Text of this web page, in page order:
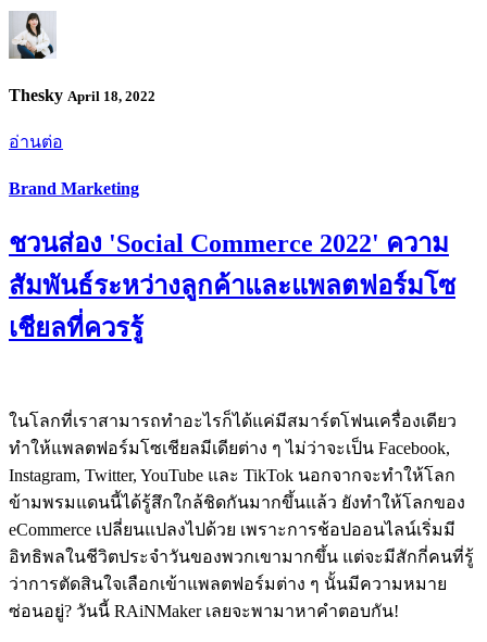
Thesky April 18, 2022
อ่านต่อ
Brand Marketing
ชวนส่อง 'Social Commerce 2022' ความ
สัมพันธ์ระหว่างลูกค้าและแพลตฟอร์มโซ
เชียลที่ควรรู้
ในโลกที่เราสามารถทำอะไรก็ได้แค่มีสมาร์ตโฟนเครื่องเดียว
ทำให้แพลตฟอร์มโซเชียลมีเดียต่าง ๆ ไม่ว่าจะเป็น Facebook,
Instagram, Twitter, YouTube และ TikTok นอกจากจะทำให้โลก
ข้ามพรมแดนนี้ได้รู้สึกใกล้ชิดกันมากขึ้นแล้ว ยังทำให้โลกของ
eCommerce เปลี่ยนแปลงไปด้วย เพราะการช้อปออนไลน์เริ่มมี
อิทธิพลในชีวิตประจำวันของพวกเขามากขึ้น แต่จะมีสักกี่คนที่รู้
ว่าการตัดสินใจเลือกเข้าแพลตฟอร์มต่าง ๆ นั้นมีความหมาย
ซ่อนอยู่? วันนี้ RAiNMaker เลยจะพามาหาคำตอบกัน!